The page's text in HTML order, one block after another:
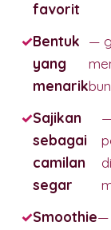
favorit
Bentuk
yang
menarik
—
Sajikan
sebagai
camilan
segar
Smoothie—